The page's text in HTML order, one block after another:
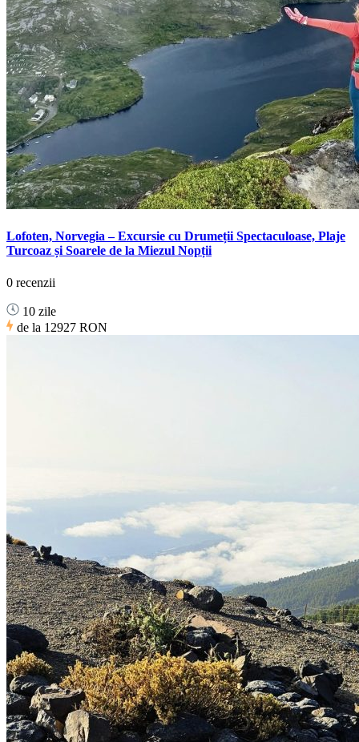
Lofoten, Norvegia – Excursie cu Drumeții Spectaculoase, Plaje
Turcoaz și Soarele de la Miezul Nopții
0 recenzii
10 zile
de la 12927 RON